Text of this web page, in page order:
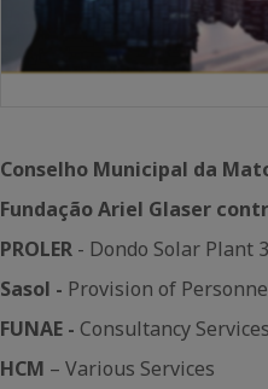
Conselho Municipal da
Fundação Ariel Glaser
PROLER - Dondo Solar Plant
Sasol - Provision of
FUNAE - Consultancy Services
HCM – Various Services